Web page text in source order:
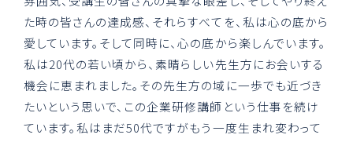
た時の皆さんの達成感、それらすべてを、私は心の底から
愛しています。そして同時に、心の底から楽しんでいます。
私は20代の若い頃から、素晴らしい先生方にお会いする
機会に恵まれました。その先生方の域に一歩でも近づき
たいという思いで、この企業研修講師という仕事を続け
ています。私はまだ50代ですがもう一度生まれ変わって